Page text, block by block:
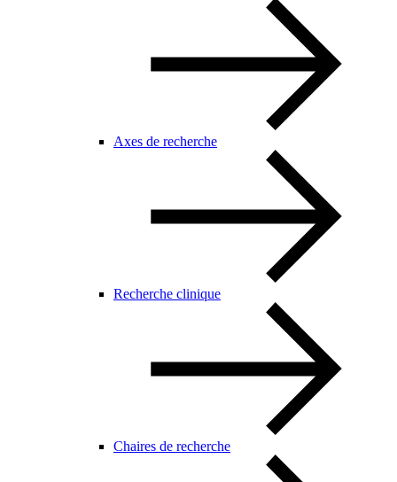
Axes de recherche
Recherche clinique
Chaires de recherche